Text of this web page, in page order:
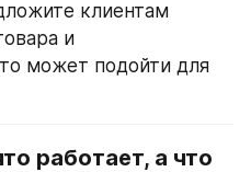
клиентам
и
может подойти для
работает, а что